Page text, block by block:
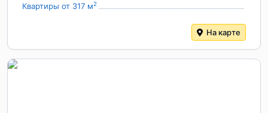
Квартиры от 317 м2
На карте